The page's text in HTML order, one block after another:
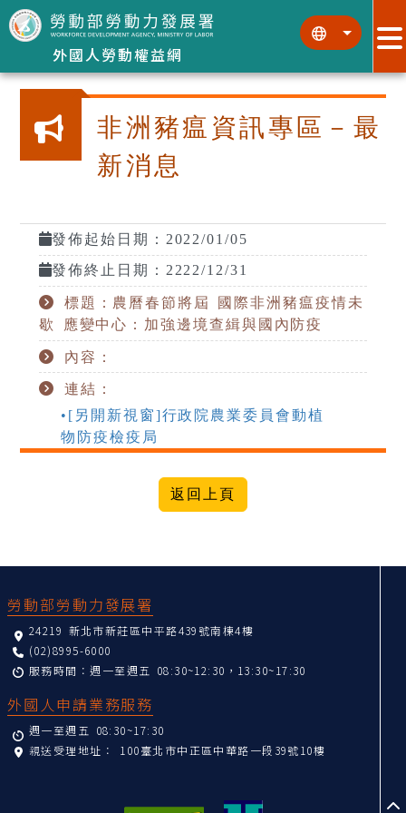
跳到主要內容區塊
外國人勞動權益網
::: :::
非洲豬瘟資訊專區－最
新消息
發佈起始日期：2022/01/05
發佈終止日期：2222/12/31
標題：農曆春節將屆 國際非洲豬瘟疫情未
歇 應變中心：加強邊境查緝與國內防疫
內容：
連結：
•[另開新視窗]行政院農業委員會動植
物防疫檢疫局
勞動部勞動力發展署
24219 新北市新莊區中平路439號南棟4樓
(02)8995-6000
服務時間：週一至週五 08:30~12:30，13:30~17:30
外國人申請業務服務
週一至週五 08:30~17:30
親送受理地址： 100臺北市中正區中華路一段39號10樓